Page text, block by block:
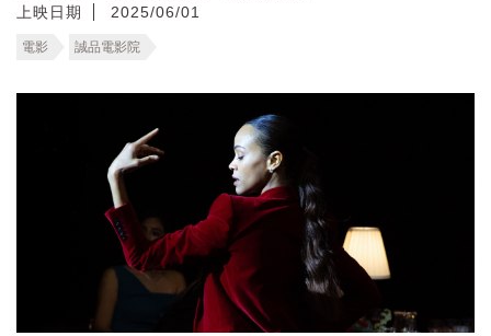
上映日期
2025/06/01
電影 誠品電影院